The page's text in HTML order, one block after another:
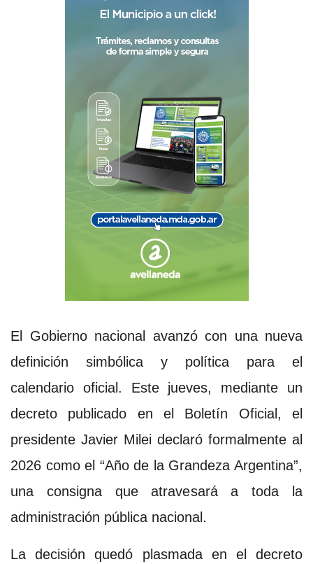
El Gobierno nacional avanzó con una nueva
definición simbólica y política para el
calendario oficial. Este jueves, mediante un
decreto publicado en el Boletín Oficial, el
presidente Javier Milei declaró formalmente al
2026 como el “Año de la Grandeza Argentina”,
una consigna que atravesará a toda la
administración pública nacional.
La decisión quedó plasmada en el decreto